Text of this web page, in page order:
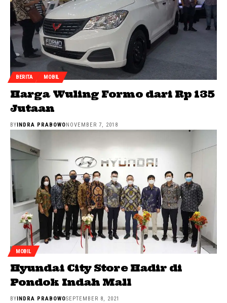
BERITA MOBIL
Harga Wuling Formo dari Rp 135
Jutaan
BYINDRA PRABOWONOVEMBER 7, 2018
MOBIL
Hyundai City Store Hadir di
Pondok Indah Mall
BY INDRA PRABOWOSEPTEMBER 8, 2021